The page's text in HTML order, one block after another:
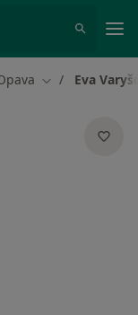
Změna města
Eva